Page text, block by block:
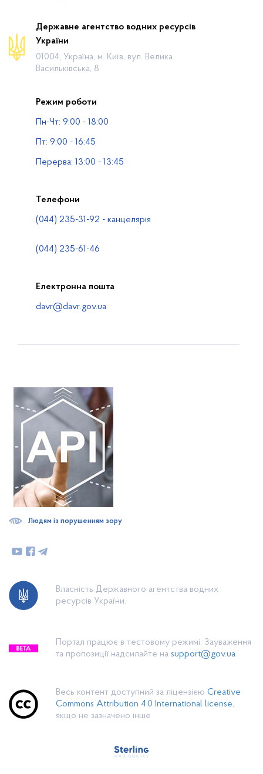
Про відомство
Діяльність
Громадянам
Публічна інформація
Водогосподарські організації
Державне агентство водних ресурсів
України
01004, Україна, м. Київ, вул. Велика
Васильківська, 8
Режим роботи
Пн-Чт: 9:00 - 18:00
Пт: 9:00 - 16:45
Перерва: 13:00 - 13:45
Телефони
(044) 235-31-92 - канцелярія
(044) 235-61-46
Електронна пошта
davr@davr.gov.ua
Власність Державного агентства водних
ресурсів України.
Портал працює в тестовому режимі. Зауваження
та пропозиції надсилайте на support@gov.ua
Весь контент доступний за ліцензією Creative
Commons Attribution 4.0 International license,
якщо не зазначено інше
Людям із порушенням зору